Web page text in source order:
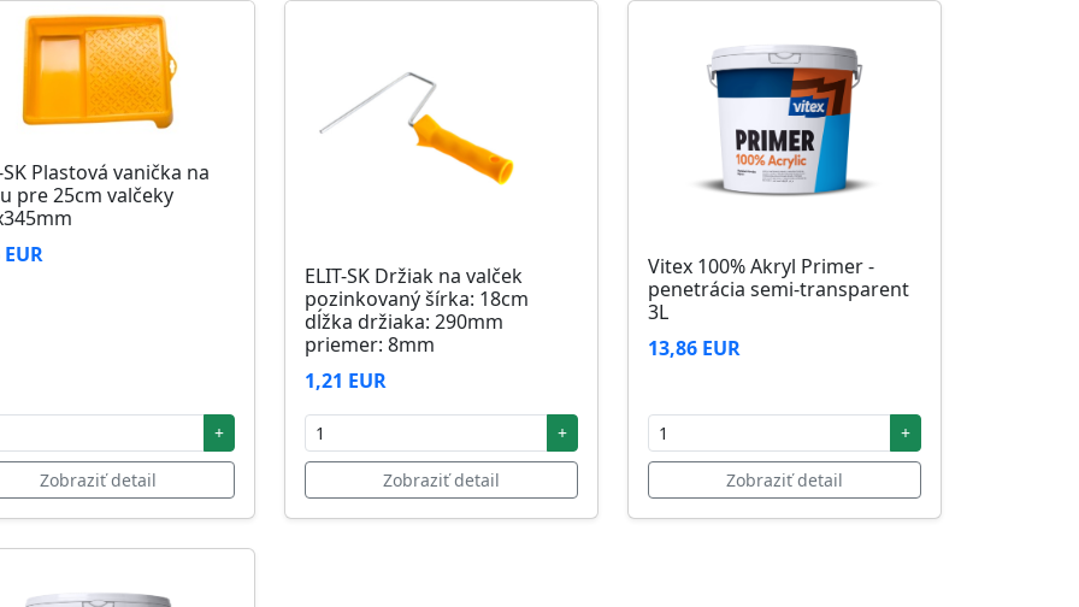
SK Plastová vanička na
pre 25cm valčeky
+
Zobraziť detail
ELIT-SK Držiak na valček
pozinkovaný šírka: 18cm
dĺžka držiaka: 290mm
priemer: 8mm
1,21 EUR
+
Zobraziť detail
Vitex 100% Akryl Primer -
penetrácia semi-transparent
3L
13,86 EUR
+
Zobraziť detail